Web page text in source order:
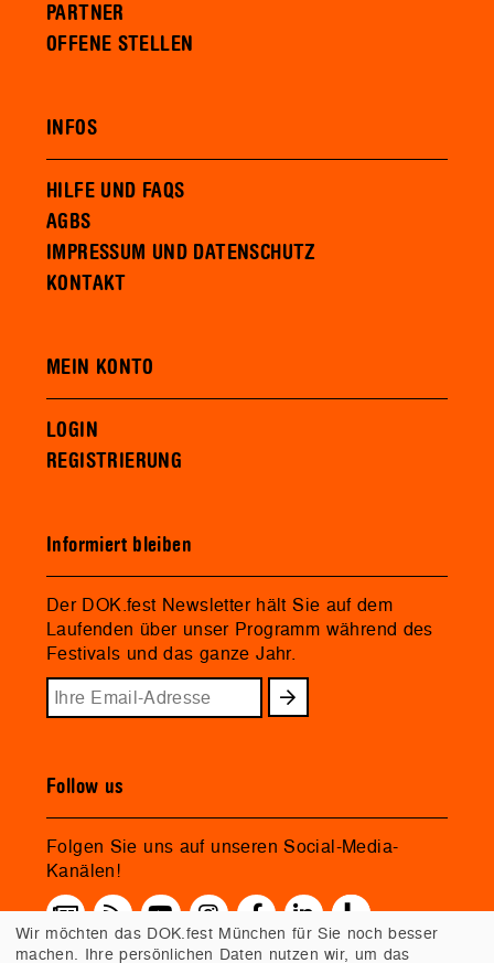
PARTNER
OFFENE STELLEN
INFOS
HILFE UND FAQS
AGBS
IMPRESSUM UND DATENSCHUTZ
KONTAKT
MEIN KONTO
LOGIN
REGISTRIERUNG
Informiert bleiben
Der DOK.fest Newsletter hält Sie auf dem
Laufenden über unser Programm während des
Festivals und das ganze Jahr.
Follow us
Folgen Sie uns auf unseren Social-Media-
Kanälen!
Wir möchten das DOK.fest München für Sie noch besser
machen. Ihre persönlichen Daten nutzen wir, um das